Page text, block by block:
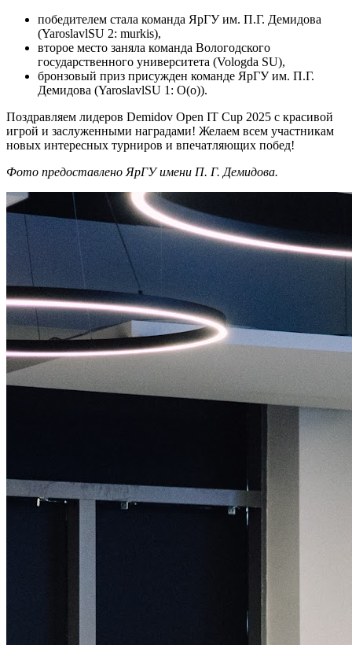
победителем стала команда ЯрГУ им. П.Г. Демидова
(YaroslavlSU 2: murkis),
второе место заняла команда Вологодского
государственного университета (Vologda SU),
бронзовый приз присужден команде ЯрГУ им. П.Г.
Демидова (YaroslavlSU 1: O(o)).
Поздравляем лидеров Demidov Open IT Cup 2025 с красивой
игрой и заслуженными наградами! Желаем всем участникам
новых интересных турниров и впечатляющих побед!
Фото предоставлено ЯрГУ имени П. Г. Демидова.